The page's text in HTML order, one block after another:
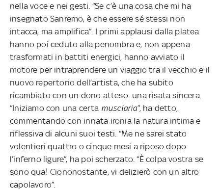
nella voce e nei gesti. “Se c’è una cosa che mi ha
insegnato Sanremo, è che essere sé stessi non
intacca, ma amplifica”. I primi applausi dalla platea
hanno poi ceduto alla penombra e, non appena
trasformati in battiti energici, hanno avviato il
motore per intraprendere un viaggio tra il vecchio e il
nuovo repertorio dell’artista, che ha subito
ricambiato con un dono atteso: una risata sincera.
“Iniziamo con una certa musciaria”, ha detto,
commentando con innata ironia la natura intima e
riflessiva di alcuni suoi testi. “Me ne sarei stato
volentieri quattro o cinque mesi a riposo dopo
l’inferno ligure”, ha poi scherzato. “È colpa vostra se
sono qua! Ciononostante, vi delizierò con un altro
capolavoro”.